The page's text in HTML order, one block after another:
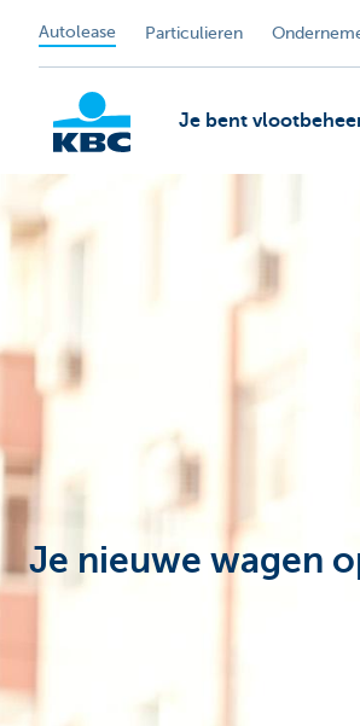
Autolease Particulieren
Corporate
Je bent
Je nieuwe wagen